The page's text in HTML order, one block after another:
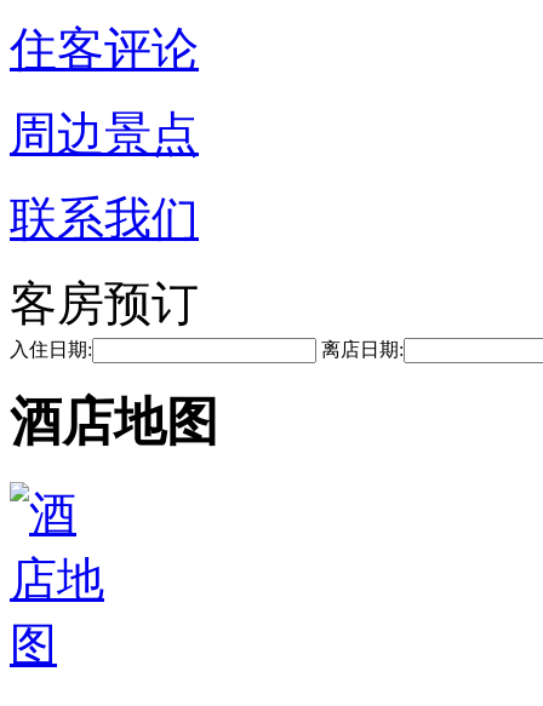
住客评论
周边景点
联系我们
客房预订
入住日期: 离店日期:
酒店地图